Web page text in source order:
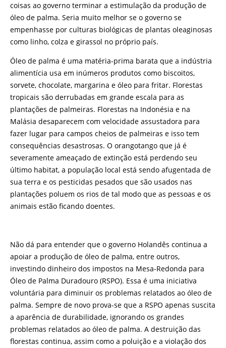
coisas ao governo terminar a estimulação da produção de
óleo de palma. Seria muito melhor se o governo se
empenhasse por culturas biológicas de plantas oleaginosas
como linho, colza e girassol no próprio país.
Óleo de palma é uma matéria-prima barata que a indústria
alimentícia usa em inúmeros produtos como biscoitos,
sorvete, chocolate, margarina e óleo para fritar. Florestas
tropicais são derrubadas em grande escala para as
plantações de palmeiras. Florestas na Indonésia e na
Malásia desaparecem com velocidade assustadora para
fazer lugar para campos cheios de palmeiras e isso tem
consequências desastrosas. O orangotango que já é
severamente ameaçado de extinção está perdendo seu
último habitat, a população local está sendo afugentada de
sua terra e os pesticidas pesados que são usados nas
plantações poluem os rios de tal modo que as pessoas e os
animais estão ficando doentes.
Não dá para entender que o governo Holandês continua a
apoiar a produção de óleo de palma, entre outros,
investindo dinheiro dos impostos na Mesa-Redonda para
Óleo de Palma Duradouro (RSPO). Essa é uma iniciativa
voluntária para diminuir os problemas relatados ao óleo de
palma. Sempre de novo prova-se que a RSPO apenas suscita
a aparência de durabilidade, ignorando os grandes
problemas relatados ao óleo de palma. A destruição das
florestas continua, assim como a poluição e a violação dos